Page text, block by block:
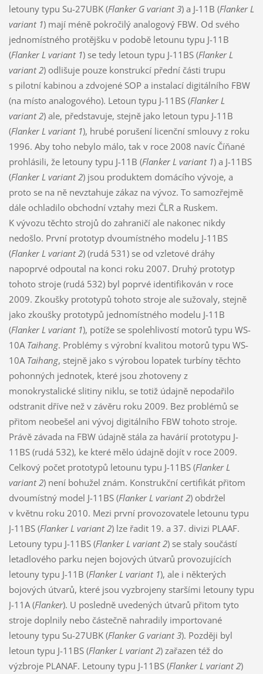
letouny typu Su-27UBK (Flanker G variant 3) a J-11B (Flanker L
variant 1) mají méně pokročilý analogový FBW. Od svého
jednomístného protějšku v podobě letounu typu J-11B
(Flanker L variant 1) se tedy letoun typu J-11BS (Flanker L
variant 2) odlišuje pouze konstrukcí přední části trupu
s pilotní kabinou a zdvojené SOP a instalací digitálního FBW
(na místo analogového). Letoun typu J-11BS (Flanker L
variant 2) ale, představuje, stejně jako letoun typu J-11B
(Flanker L variant 1), hrubé porušení licenční smlouvy z roku
1996. Aby toho nebylo málo, tak v roce 2008 navíc Číňané
prohlásili, že letouny typu J-11B (Flanker L variant 1) a J-11BS
(Flanker L variant 2) jsou produktem domácího vývoje, a
proto se na ně nevztahuje zákaz na vývoz. To samozřejmě
dále ochladilo obchodní vztahy mezi ČLR a Ruskem.
K vývozu těchto strojů do zahraničí ale nakonec nikdy
nedošlo. První prototyp dvoumístného modelu J-11BS
(Flanker L variant 2) (rudá 531) se od vzletové dráhy
napoprvé odpoutal na konci roku 2007. Druhý prototyp
tohoto stroje (rudá 532) byl poprvé identifikován v roce
2009. Zkoušky prototypů tohoto stroje ale sužovaly, stejně
jako zkoušky prototypů jednomístného modelu J-11B
(Flanker L variant 1), potíže se spolehlivostí motorů typu WS-
10A Taihang. Problémy s výrobní kvalitou motorů typu WS-
10A Taihang, stejně jako s výrobou lopatek turbíny těchto
pohonných jednotek, které jsou zhotoveny z
monokrystalické slitiny niklu, se totiž údajně nepodařilo
odstranit dříve než v závěru roku 2009. Bez problémů se
přitom neobešel ani vývoj digitálního FBW tohoto stroje.
Právě závada na FBW údajně stála za havárií prototypu J-
11BS (rudá 532), ke které mělo údajně dojít v roce 2009.
Celkový počet prototypů letounu typu J-11BS (Flanker L
variant 2) není bohužel znám. Konstrukční certifikát přitom
dvoumístný model J-11BS (Flanker L variant 2) obdržel
v květnu roku 2010. Mezi první provozovatele letounu typu
J-11BS (Flanker L variant 2) lze řadit 19. a 37. divizi PLAAF.
Letouny typu J-11BS (Flanker L variant 2) se staly součástí
letadlového parku nejen bojových útvarů provozujících
letouny typu J-11B (Flanker L variant 1), ale i některých
bojových útvarů, které jsou vyzbrojeny staršími letouny typu
J-11A (Flanker). U posledně uvedených útvarů přitom tyto
stroje doplnily nebo částečně nahradily importované
letouny typu Su-27UBK (Flanker G variant 3). Později byl
letoun typu J-11BS (Flanker L variant 2) zařazen též do
výzbroje PLANAF. Letouny typu J-11BS (Flanker L variant 2)